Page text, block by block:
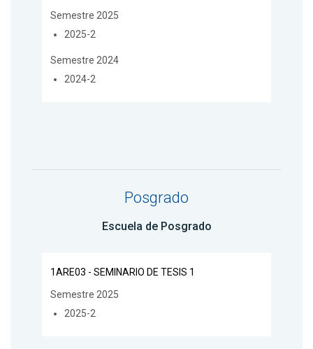
Semestre 2025
2025-2
Semestre 2024
2024-2
Posgrado
Escuela de Posgrado
1ARE03 - SEMINARIO DE TESIS 1
Semestre 2025
2025-2